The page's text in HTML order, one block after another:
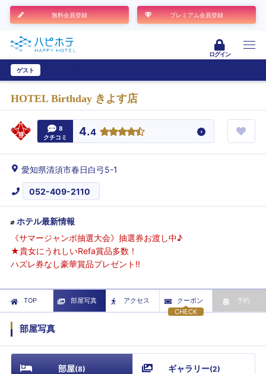
無料会員登録 プレミアム会員登録
ログイン
ゲスト
HOTEL Birthday きよす店
8
クチコミ
4.4
愛知県清須市春日白弓5-1
052-409-2110
ホテル最新情報
《サマージャンボ抽選大会》抽選券お渡し中♪
★貴女にうれしいRefa賞品多数！
ハズレ券なし豪華賞品プレゼント!!
TOP 部屋写真
アクセス
CHECK
クーポン 予約
部屋写真
部屋(8) ギャラリー(2)